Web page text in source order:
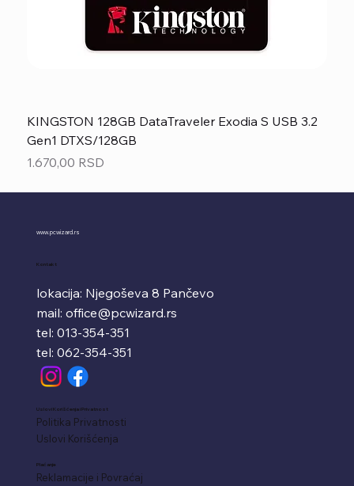
KINGSTON 128GB DataTraveler Exodia S USB 3.2
Gen1 DTXS/128GB
Price
1.670,00 RSD
www.pcwizard.rs
Kontakt
lokacija: Njegoševa 8 Pančevo
mail: office@pcwizard.rs
tel: 013-354-351
tel: 062-354-351
Uslovi Korišćenja i Privatnost
Politika Privatnosti
Uslovi Korišćenja
Reklamacije i Povraćaj
Plaćanje